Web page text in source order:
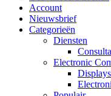
Account
Nieuwsbrief
Categorieën
Diensten
Electronic